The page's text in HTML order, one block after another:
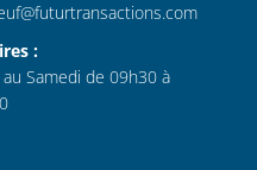
:
Samedi de 09h30 à